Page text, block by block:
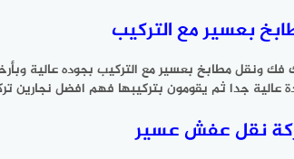
بعسير مع التركيب
مطابخ بعسير مع التركيب بجوده عالية
جدا ثم يقومون بتركيبها فهم افضل نجارين
نقل عفش عسير